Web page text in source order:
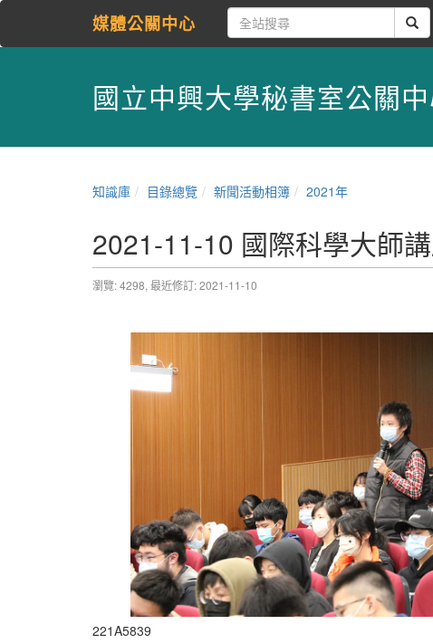
媒體公關中心
國立中興大學秘書室公關
知識庫 目錄總覽 新聞活動相簿 2021年
2021-11-10 國際科學大師
瀏覽: 4298, 最近修訂: 2021-11-10
221A5839